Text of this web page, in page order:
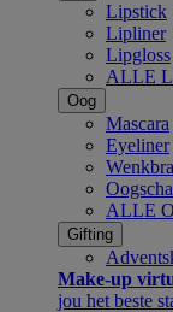
Lipstick
Lipliner
Lipgloss
ALLE
Oog
Mascara
Eyeliner
ALLE
Gifting
Make-up
jou het beste